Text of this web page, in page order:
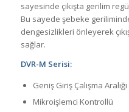
sayesinde çıkışta gerilim
Bu sayede şebeke
dengesizlikleri önleyerek
sağlar.
DVR-M Serisi:
Geniş Giriş Çalışma
Mikroişlemci Kontrollü